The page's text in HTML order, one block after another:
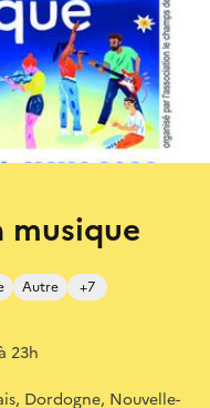
musique
Autre +7
23h
Dordogne, Nouvelle-